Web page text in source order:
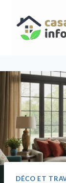
contenu
DÉCO ET